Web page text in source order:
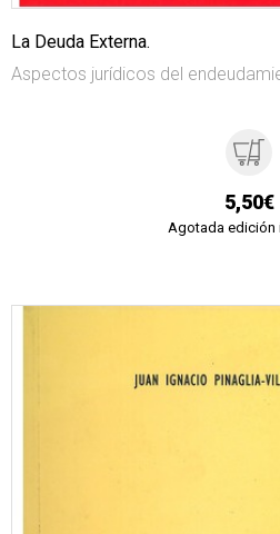
La Deuda Externa.
Aspectos jurídicos del
5,50€
Agotada edición